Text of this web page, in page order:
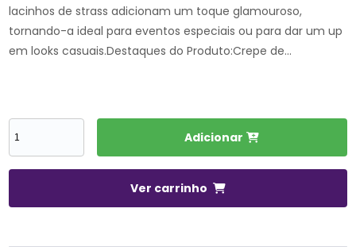
lacinhos de strass adicionam um toque glamouroso,
tornando-a ideal para eventos especiais ou para dar um up
em looks casuais.Destaques do Produto:Crepe de...
Adicionar
Ver carrinho